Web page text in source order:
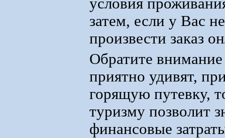
условия
затем, если у Вас
произвести заказ
Обратите
приятно удивят,
горящую путевку,
туризму позволит
финансовые